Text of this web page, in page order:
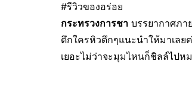
#รีวิวของอร่อย
กระทรวงการชา บรรยากาศภา
ดึกใครหิวดึกๆแนะนำให้มาเล
เยอะไม่ว่าจะมุมไหนก็ชิลล์ไปห